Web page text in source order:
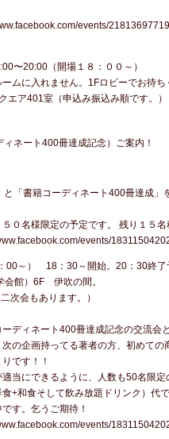
events/
〜20:00（開場１８：００～）
入れません。1Fロビーでお待ち
エア401室（申込み振込み順です。）
ネート400冊達成記念）ご案内！
「書籍コーディネート400冊達成」
０名様限定の予定です。 残り１５
events/
00～） 18：30～開始。20：30終了
会館）6F 伊吹の間。
次会もあります。）
ィネート400冊達成記念の交流会と
の企画持ってる著者の方、初めての
りです！！
当にできるように、人数も50名限
+和食そして飲み放題ドリンク）代
す。乞うご期待！
events/